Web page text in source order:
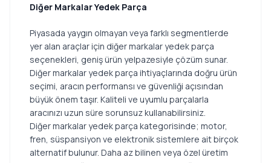
Diğer Markalar Yedek Parça
Piyasada yaygın olmayan veya farklı segmentlerde
yer alan araçlar için diğer markalar yedek parça
seçenekleri, geniş ürün yelpazesiyle çözüm sunar.
Diğer markalar yedek parça ihtiyaçlarında doğru ürün
seçimi, aracın performansı ve güvenliği açısından
büyük önem taşır. Kaliteli ve uyumlu parçalarla
aracınızı uzun süre sorunsuz kullanabilirsiniz.
Diğer markalar yedek parça kategorisinde; motor,
fren, süspansiyon ve elektronik sistemlere ait birçok
alternatif bulunur. Daha az bilinen veya özel üretim